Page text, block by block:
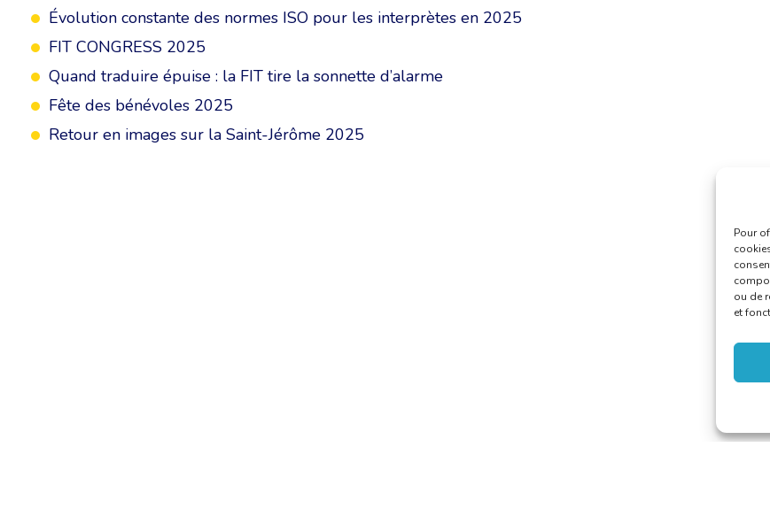
Pour
ou de
et
Évolution constante des normes ISO pour les interprètes en 2025
FIT CONGRESS 2025
Quand traduire épuise : la FIT tire la sonnette d’alarme
Fête des bénévoles 2025
Retour en images sur la Saint-Jérôme 2025